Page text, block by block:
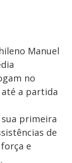
Manuel
no
a partida
primeira
de
e